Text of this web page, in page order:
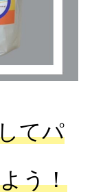
てパ
う！